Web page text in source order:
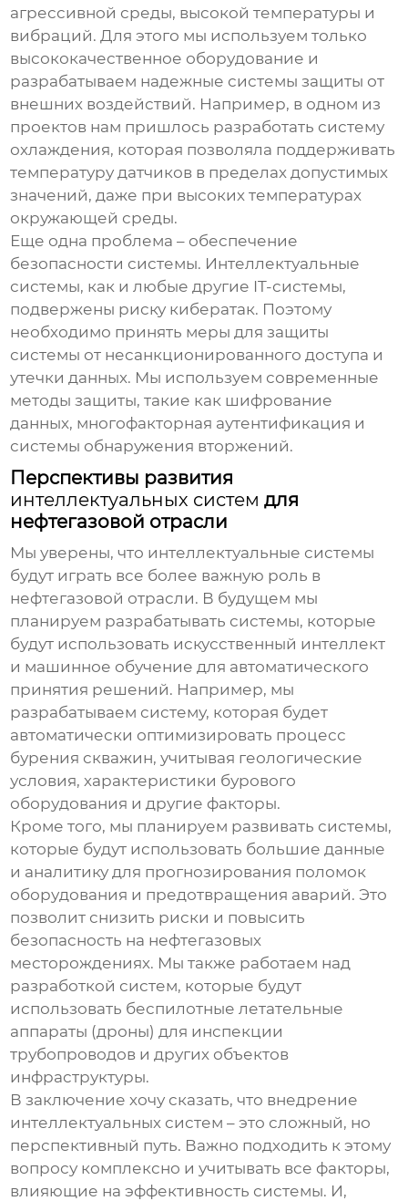
агрессивной среды, высокой температуры и
вибраций. Для этого мы используем только
высококачественное оборудование и
разрабатываем надежные системы защиты от
внешних воздействий. Например, в одном из
проектов нам пришлось разработать систему
охлаждения, которая позволяла поддерживать
температуру датчиков в пределах допустимых
значений, даже при высоких температурах
окружающей среды.
Еще одна проблема – обеспечение
безопасности системы. Интеллектуальные
системы, как и любые другие IT-системы,
подвержены риску кибератак. Поэтому
необходимо принять меры для защиты
системы от несанкционированного доступа и
утечки данных. Мы используем современные
методы защиты, такие как шифрование
данных, многофакторная аутентификация и
системы обнаружения вторжений.
Перспективы развития
интеллектуальных систем для
нефтегазовой отрасли
Мы уверены, что интеллектуальные системы
будут играть все более важную роль в
нефтегазовой отрасли. В будущем мы
планируем разрабатывать системы, которые
будут использовать искусственный интеллект
и машинное обучение для автоматического
принятия решений. Например, мы
разрабатываем систему, которая будет
автоматически оптимизировать процесс
бурения скважин, учитывая геологические
условия, характеристики бурового
оборудования и другие факторы.
Кроме того, мы планируем развивать системы,
которые будут использовать большие данные
и аналитику для прогнозирования поломок
оборудования и предотвращения аварий. Это
позволит снизить риски и повысить
безопасность на нефтегазовых
месторождениях. Мы также работаем над
разработкой систем, которые будут
использовать беспилотные летательные
аппараты (дроны) для инспекции
трубопроводов и других объектов
инфраструктуры.
В заключение хочу сказать, что внедрение
интеллектуальных систем – это сложный, но
перспективный путь. Важно подходить к этому
вопросу комплексно и учитывать все факторы,
влияющие на эффективность системы. И,